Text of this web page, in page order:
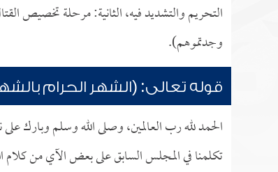
التحريم والتشديد فيه، الثانية: مرحلة تخصيص
وجدتموهم).
قوله تعالى: (الشهر الحرام
الحمد لله رب العالمين، وصلى الله وسلم وبارك
تكلمنا في المجلس السابق على بعض الآي من كلام